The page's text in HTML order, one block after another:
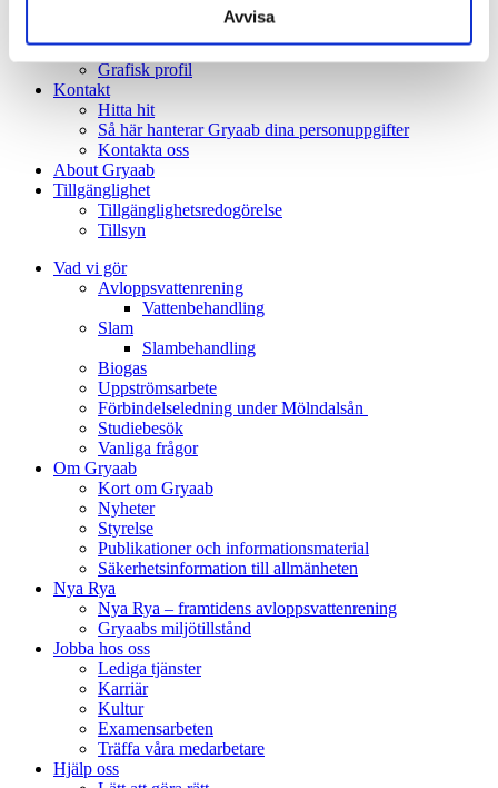
Avvisa
Pressmeddelanden
Bildarkiv
Grafisk profil
Kontakt
Hitta hit
Så här hanterar Gryaab dina personuppgifter
Kontakta oss
About Gryaab
Tillgänglighet
Tillgänglighetsredogörelse
Tillsyn
Vad vi gör
Avloppsvattenrening
Vatten­behandling
Slam
Slambehandling
Biogas
Uppströmsarbete
Förbindelseledning under Mölndalsån
Studiebesök
Vanliga frågor
Om Gryaab
Kort om Gryaab
Nyheter
Styrelse
Publikationer och informationsmaterial
Säkerhetsinformation till allmänheten
Nya Rya
Nya Rya – framtidens avloppsvattenrening
Gryaabs miljötillstånd
Jobba hos oss
Lediga tjänster
Karriär
Kultur
Examensarbeten
Träffa våra medarbetare
Hjälp oss